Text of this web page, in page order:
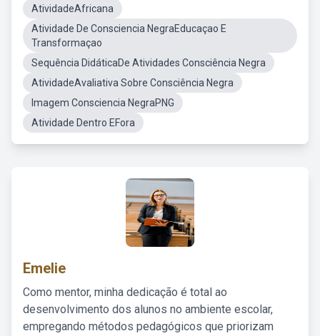
AtividadeAfricana
Atividade De Consciencia NegraEducaçao E
Transformaçao
Sequência DidáticaDe Atividades Consciência Negra
AtividadeAvaliativa Sobre Consciência Negra
Imagem Consciencia NegraPNG
Atividade Dentro EFora
Emelie
Como mentor, minha dedicação é total ao
desenvolvimento dos alunos no ambiente escolar,
empregando métodos pedagógicos que priorizam